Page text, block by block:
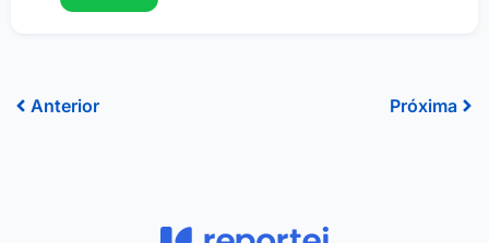
Anterior
Anterior Próxima